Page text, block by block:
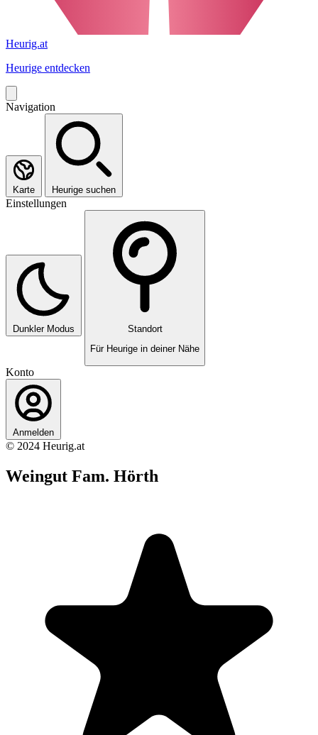
Heurig.at
Heurige entdecken
Navigation
Karte Heurige suchen
Einstellungen
Dunkler Modus
Standort
Für Heurige in deiner Nähe
Konto
Anmelden
© 2024 Heurig.at
Weingut Fam. Hörth